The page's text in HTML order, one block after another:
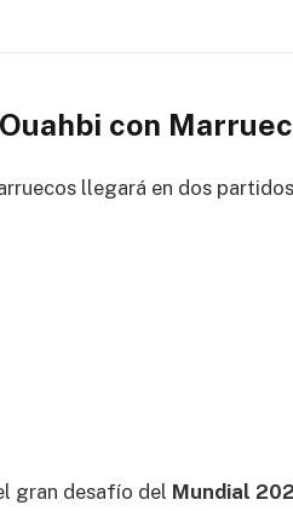
con
llegará en dos
gran desafío del Mundial